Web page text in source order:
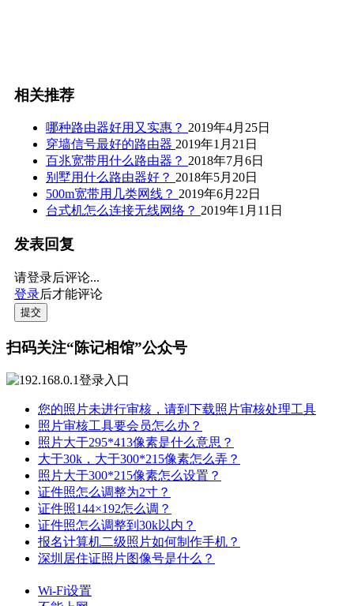
相关推荐
哪种路由器好用又实惠？ 2019年4月25日
穿墙信号最好的路由器 2019年1月21日
百兆宽带用什么路由器？ 2018年7月6日
别墅用什么路由器好？ 2018年5月20日
500m宽带用几类网线？ 2019年6月22日
台式机怎么连接无线网络？ 2019年1月11日
发表回复
请登录后评论...
登录后才能评论
提交
扫码关注“陈记相馆”公众号
您的照片未进行审核，请到下载照片审核处理工具
照片审核工具要会员怎么办？
照片大于295*413像素是什么意思？
大于30k，大于300*215像素怎么弄？
照片大于300*215像素怎么设置？
证件照怎么调整为2寸？
证件照144×192怎么调？
证件照怎么调整到30k以内？
报名计算机二级照片如何制作手机？
深圳居住证照片图像号是什么？
Wi-Fi设置